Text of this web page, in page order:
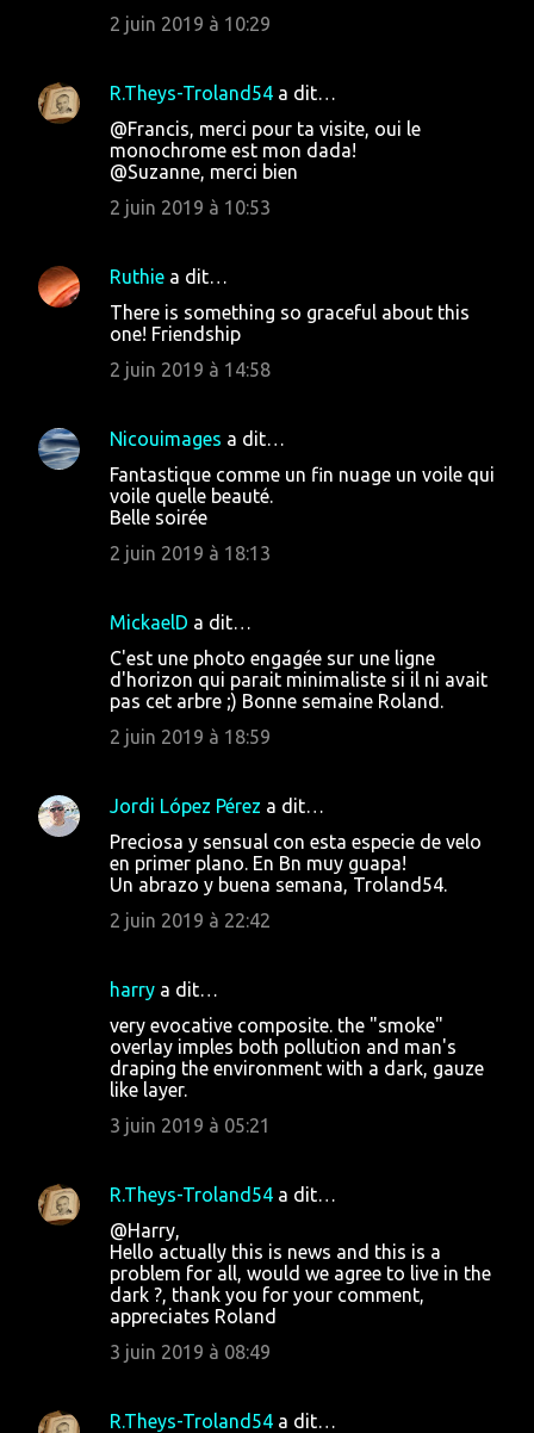
e
s
2 juin 2019 à 10:29
R.Theys-Troland54 a dit…
@Francis, merci pour ta visite, oui le
monochrome est mon dada!
@Suzanne, merci bien
2 juin 2019 à 10:53
Ruthie a dit…
There is something so graceful about this
one! Friendship
2 juin 2019 à 14:58
Nicouimages a dit…
Fantastique comme un fin nuage un voile qui
voile quelle beauté.
Belle soirée
2 juin 2019 à 18:13
MickaelD a dit…
C'est une photo engagée sur une ligne
d'horizon qui parait minimaliste si il ni avait
pas cet arbre ;) Bonne semaine Roland.
2 juin 2019 à 18:59
Jordi López Pérez a dit…
Preciosa y sensual con esta especie de velo
en primer plano. En Bn muy guapa!
Un abrazo y buena semana, Troland54.
2 juin 2019 à 22:42
harry a dit…
very evocative composite. the "smoke"
overlay imples both pollution and man's
draping the environment with a dark, gauze
like layer.
3 juin 2019 à 05:21
R.Theys-Troland54 a dit…
@Harry,
Hello actually this is news and this is a
problem for all, would we agree to live in the
dark ?, thank you for your comment,
appreciates Roland
3 juin 2019 à 08:49
R.Theys-Troland54 a dit…